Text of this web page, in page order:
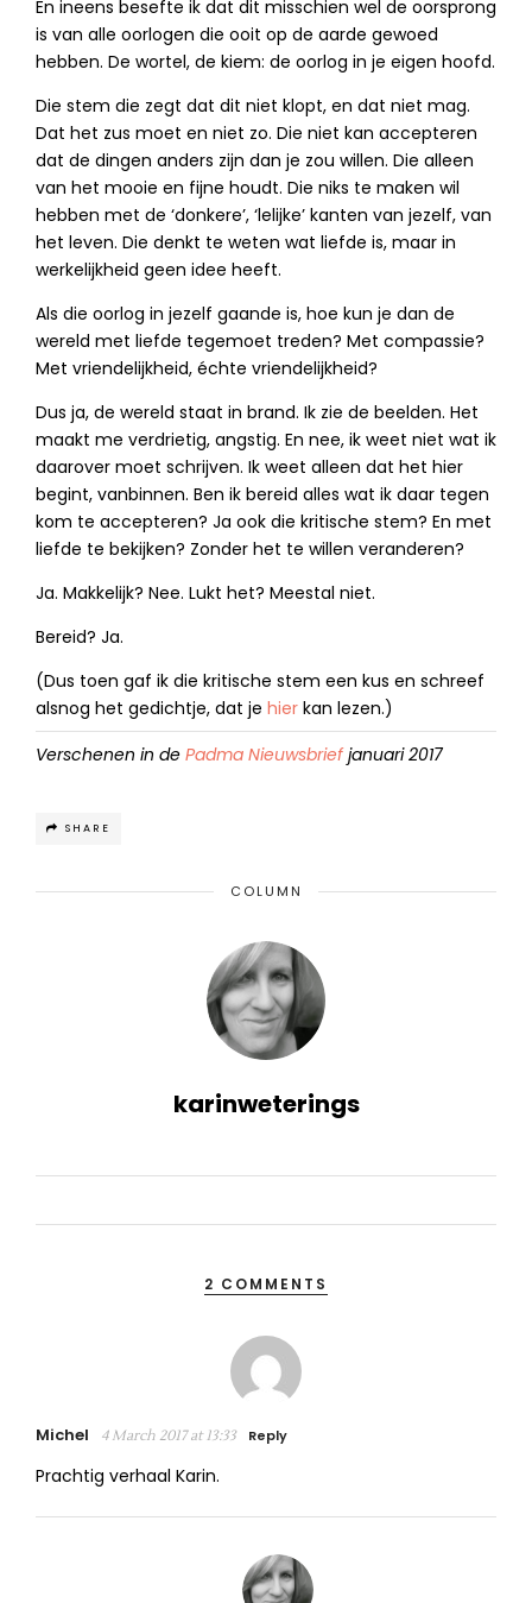
En ineens besefte ik dat dit misschien wel de oorsprong
is van alle oorlogen die ooit op de aarde gewoed
hebben. De wortel, de kiem: de oorlog in je eigen hoofd.
Die stem die zegt dat dit niet klopt, en dat niet mag.
Dat het zus moet en niet zo. Die niet kan accepteren
dat de dingen anders zijn dan je zou willen. Die alleen
van het mooie en fijne houdt. Die niks te maken wil
hebben met de ‘donkere’, ‘lelijke’ kanten van jezelf, van
het leven. Die denkt te weten wat liefde is, maar in
werkelijkheid geen idee heeft.
Als die oorlog in jezelf gaande is, hoe kun je dan de
wereld met liefde tegemoet treden? Met compassie?
Met vriendelijkheid, échte vriendelijkheid?
Dus ja, de wereld staat in brand. Ik zie de beelden. Het
maakt me verdrietig, angstig. En nee, ik weet niet wat ik
daarover moet schrijven. Ik weet alleen dat het hier
begint, vanbinnen. Ben ik bereid alles wat ik daar tegen
kom te accepteren? Ja ook die kritische stem? En met
liefde te bekijken? Zonder het te willen veranderen?
Ja. Makkelijk? Nee. Lukt het? Meestal niet.
Bereid? Ja.
(Dus toen gaf ik die kritische stem een kus en schreef
alsnog het gedichtje, dat je hier kan lezen.)
Verschenen in de Padma Nieuwsbriefjanuari 2017
SHARE
COLUMN
karinweterings
2 COMMENTS
Michel 4 March 2017 at 13:33 Reply
Prachtig verhaal Karin.